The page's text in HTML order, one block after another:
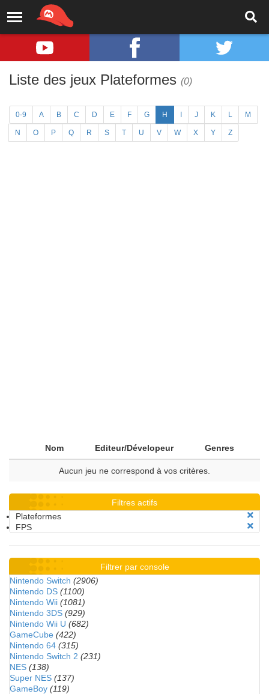
Liste des jeux Plateformes (0)
0-9 A B C D E F G H J K L M
N O P Q R S T U V W X Y Z
Nom Editeur/Dévelopeur Genres
Aucun jeu ne correspond à vos critères.
Filtres actifs
Plateformes
FPS
Filtrer par console
Nintendo Switch (2906)
Nintendo DS (1100)
Nintendo Wii (1081)
Nintendo 3DS (929)
Nintendo Wii U (682)
GameCube (422)
Nintendo 64 (315)
Nintendo Switch 2 (231)
NES (138)
Super NES (137)
GameBoy (119)